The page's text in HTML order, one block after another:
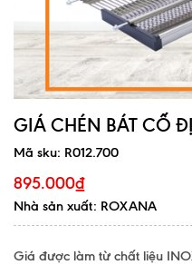
GIÁ CHÉN BÁT CỐ
Mã sku: R012.700
895.000₫
Nhà sản xuất: ROXANA
Giá được làm từ chất liệu